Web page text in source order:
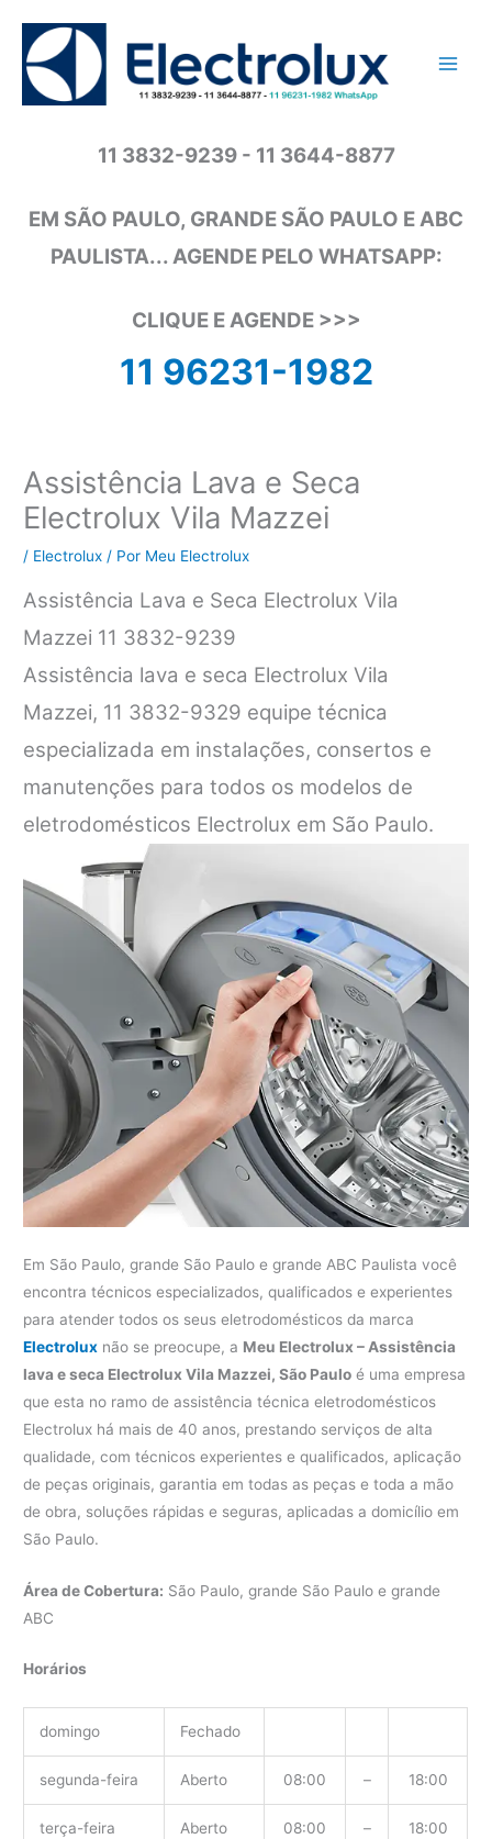
conteúdo
11 3832-9239 - 11 3644-8877
EM SÃO PAULO, GRANDE SÃO PAULO E ABC
PAULISTA... AGENDE PELO WHATSAPP:
CLIQUE E AGENDE >>>
11 96231-1982
Assistência Lava e Seca
Electrolux Vila Mazzei
/ Electrolux / Por Meu Electrolux
Assistência Lava e Seca Electrolux Vila
Mazzei 11 3832-9239
Assistência lava e seca Electrolux Vila
Mazzei, 11 3832-9329 equipe técnica
especializada em instalações, consertos e
manutenções para todos os modelos de
eletrodomésticos Electrolux em São Paulo.
Em São Paulo, grande São Paulo e grande ABC Paulista você
encontra técnicos especializados, qualificados e experientes
para atender todos os seus eletrodomésticos da marca
Electrolux não se preocupe, a Meu Electrolux – Assistência
lava e seca Electrolux Vila Mazzei, São Paulo é uma empresa
que esta no ramo de assistência técnica eletrodomésticos
Electrolux há mais de 40 anos, prestando serviços de alta
qualidade, com técnicos experientes e qualificados, aplicação
de peças originais, garantia em todas as peças e toda a mão
de obra, soluções rápidas e seguras, aplicadas a domicílio em
São Paulo.
Área de Cobertura: São Paulo, grande São Paulo e grande
ABC
Horários
domingo Fechado
segunda-feira Aberto 08:00 – 18:00
terça-feira Aberto 08:00 – 18:00